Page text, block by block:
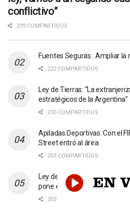
conflictivo”
239 COMPARTIDOS
Fuentes Seguras. Ampliar la
222 COMPARTIDOS
Ley de Tierras: “La
estratégicos de la Argentina”
230 COMPARTIDOS
Apiladas Deportivas: Con el
Street entró al área
203 COMPARTIDOS
Ley de Tierras: “Promueve
pone en riesgo los bienes
203 COMPARTIDOS